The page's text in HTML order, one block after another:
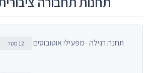
תחנה רגילה · מפעילי אוטובוסים 12 מטר